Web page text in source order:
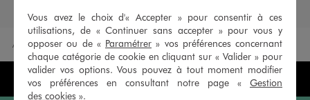
Accueil Toutes cibles Bijoux pour femme et fille
390 MAGASINS EN FRANCE
Vous avez le choix d'« Accepter » pour consentir à ces
utilisations, de « Continuer sans accepter » pour vous y
opposer ou de « Paramétrer » vos préférences concernant
chaque catégorie de cookie en cliquant sur « Valider » pour
valider vos options. Vous pouvez à tout moment modifier
vos préférences en consultant notre page « Gestion
des cookies ».